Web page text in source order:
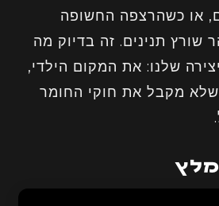
או כשהרצפה החשופה
שורץ תנינים. זה בדיוק מה
שלנו: את המקום הילדי,
מקבל את חוקי החומר